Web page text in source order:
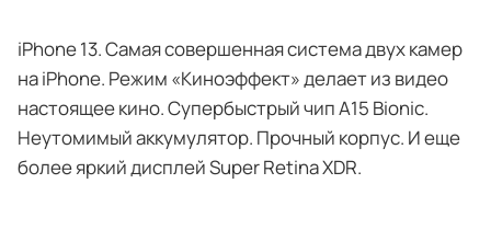
iPhone 13. Самая совершенная система двух камер
на iPhone. Режим «Киноэффект» делает из видео
настоящее кино. Супербыстрый чип A15 Bionic.
Неутомимый аккумулятор. Прочный корпус. И еще
более яркий дисплей Super Retina XDR.